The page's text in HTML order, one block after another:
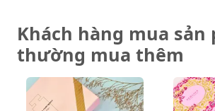
Khách hàng mua sản
thường mua thêm